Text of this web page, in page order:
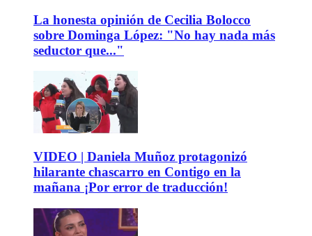
La honesta opinión de Cecilia Bolocco
sobre Dominga López: "No hay nada más
seductor que..."
VIDEO | Daniela Muñoz protagonizó
hilarante chascarro en Contigo en la
mañana ¡Por error de traducción!